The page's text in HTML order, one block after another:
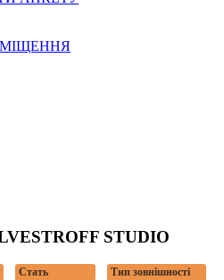
STUDIO
Стать
Тип зовнішності